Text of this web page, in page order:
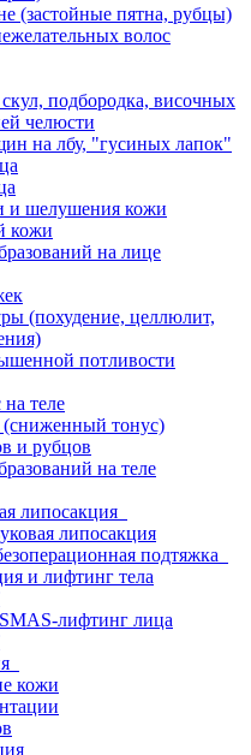
(застойные пятна, рубцы)
волос
подбородка, височных
челюсти
на лбу, "гусиных лапок"
и шелушения кожи
кожи
на лице
(похудение, целлюлит,
потливости
теле
(сниженный тонус)
и рубцов
на теле
липосакция
липосакция
подтяжка
и лифтинг тела
лифтинг лица
кожи